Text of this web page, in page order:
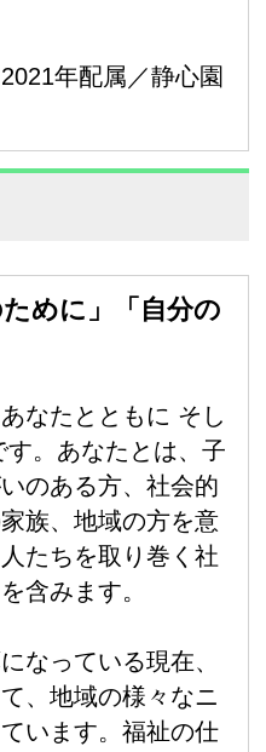
年配属／静心園
めに」「自分の
なたとともに そし
。あなたとは、子
のある方、社会的
族、地域の方を意
たちを取り巻く社
含みます。
なっている現在、
、地域の様々なニ
います。福祉の仕